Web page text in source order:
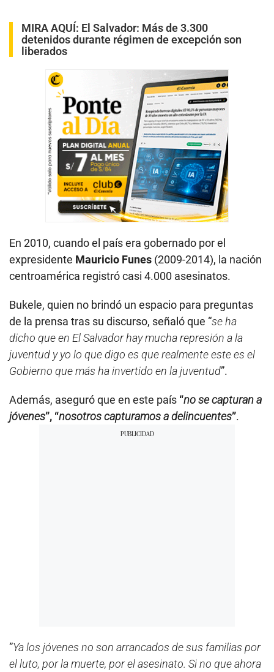
MIRA AQUÍ: El Salvador: Más de 3.300
detenidos durante régimen de excepción son
liberados
En 2010, cuando el país era gobernado por el
expresidente Mauricio Funes (2009-2014), la nación
centroamérica registró casi 4.000 asesinatos.
Bukele, quien no brindó un espacio para preguntas
de la prensa tras su discurso, señaló que “se ha
dicho que en El Salvador hay mucha represión a la
juventud y yo lo que digo es que realmente este es el
Gobierno que más ha invertido en la juventud”.
Además, aseguró que en este país “no se capturan a
jóvenes”, “nosotros capturamos a delincuentes”.
”Ya los jóvenes no son arrancados de sus familias por
el luto, por la muerte, por el asesinato. Si no que ahora